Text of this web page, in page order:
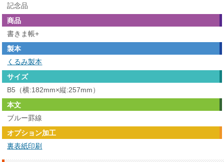
記念品
商品
書きま帳+
製本
くるみ製本
サイズ
B5（横:182mm×縦:257mm）
本文
ブルー罫線
オプション加工
裏表紙印刷